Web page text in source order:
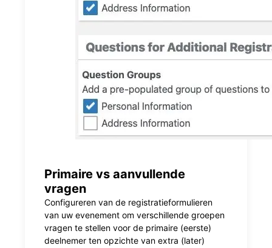
Primaire vs aanvullende
vragen
Configureren van de registratieformulieren
van uw evenement om verschillende groepen
vragen te stellen voor de primaire (eerste)
deelnemer ten opzichte van extra (later)